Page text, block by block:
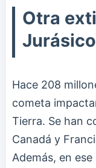
Otra
Jurásico
Hace 208
cometa
Tierra. Se han
Canadá y
Además, en